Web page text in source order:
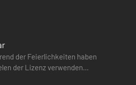
der Feierlichkeiten haben
der Lizenz verwenden